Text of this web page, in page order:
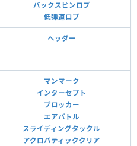
バックスピンロブ
低弾道ロブ
ヘッダー
マンマーク
インターセプト
ブロッカー
エアバトル
スライディングタックル
アクロバティッククリア